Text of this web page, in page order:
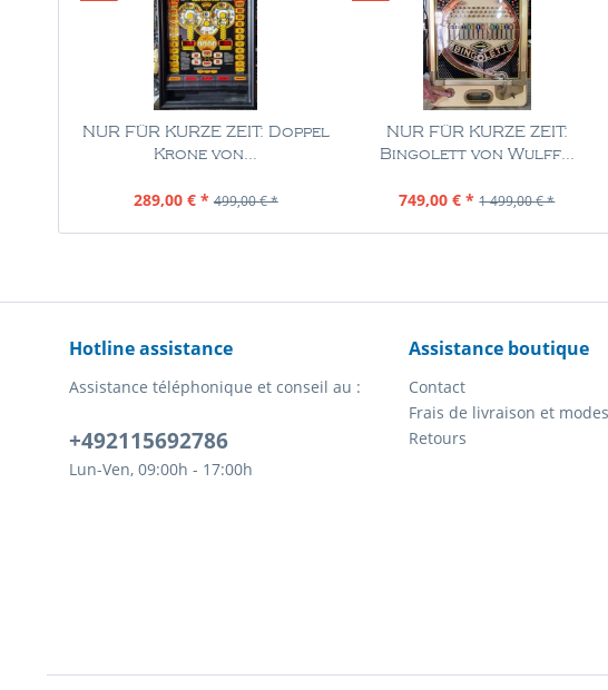
NUR FÜR KURZE ZEIT: Doppel
Krone von...
Contenu
289,00 € * 499,00 € *
NUR FÜR KURZE ZEIT:
Bingolett von Wulff...
Contenu
749,00 € * 1 499,00 € *
Hotline assistance
Assistance téléphonique et conseil au :
+492115692786
Lun-Ven, 09:00h - 17:00h
Assistance boutique
Contact
Frais de livraison et
Retours